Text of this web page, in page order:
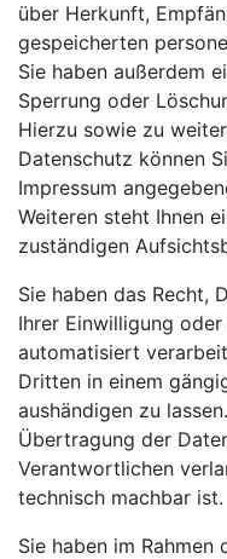
über Herkunft,
gespeicherten
Sie haben außerdem
Sperrung oder
Hierzu sowie zu
Datenschutz können
Impressum
Weiteren steht Ihnen
zuständigen
Sie haben das Recht,
Ihrer Einwilligung
automatisiert
Dritten in einem
aushändigen zu
Übertragung der
Verantwortlichen
technisch machbar ist.
Sie haben im